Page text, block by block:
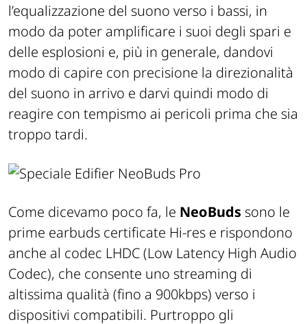
l’equalizzazione del suono verso i bassi, in
modo da poter amplificare i suoi degli spari e
delle esplosioni e, più in generale, dandovi
modo di capire con precisione la direzionalità
del suono in arrivo e darvi quindi modo di
reagire con tempismo ai pericoli prima che sia
troppo tardi.
Come dicevamo poco fa, le NeoBuds sono le
prime earbuds certificate Hi-res e rispondono
anche al codec LHDC (Low Latency High Audio
Codec), che consente uno streaming di
altissima qualità (fino a 900kbps) verso i
dispositivi compatibili. Purtroppo gli